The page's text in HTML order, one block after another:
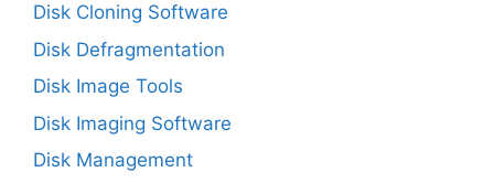
Disk Cloning Software
Disk Defragmentation
Disk Image Tools
Disk Imaging Software
Disk Management